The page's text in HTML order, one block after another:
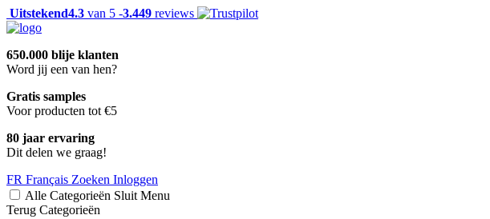
Uitstekend4.3 van 5 -3.449 reviews
650.000 blije klanten
Word jij een van hen?
Gratis samples
Voor producten tot €5
80 jaar ervaring
Dit delen we graag!
FR Français Zoeken Inloggen
Alle Categorieën Sluit Menu
Terug Categorieën